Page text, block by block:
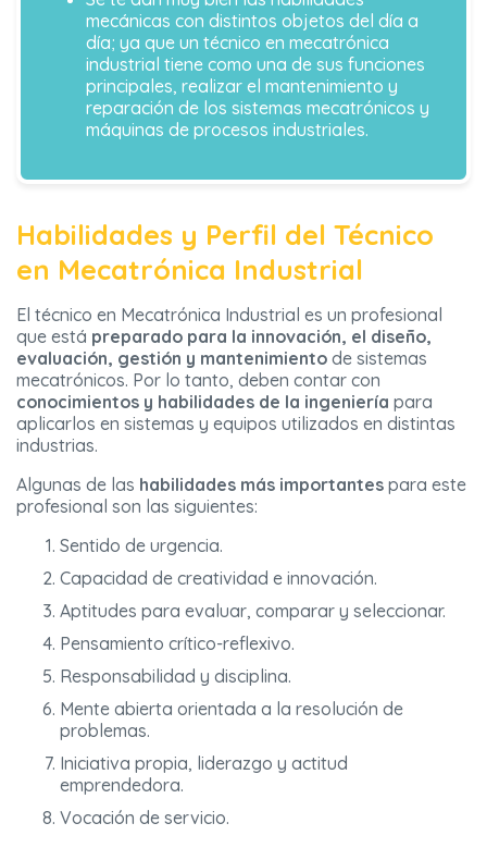
mecánicas con distintos objetos del día a
día; ya que un técnico en mecatrónica
industrial tiene como una de sus funciones
principales, realizar el mantenimiento y
reparación de los sistemas mecatrónicos y
máquinas de procesos industriales.
Habilidades y Perfil del Técnico
en Mecatrónica Industrial
El técnico en Mecatrónica Industrial es un profesional
que está preparado para la innovación, el diseño,
evaluación, gestión y mantenimiento de sistemas
mecatrónicos. Por lo tanto, deben contar con
conocimientos y habilidades de la ingeniería para
aplicarlos en sistemas y equipos utilizados en distintas
industrias.
Algunas de las habilidades más importantes para este
profesional son las siguientes:
Sentido de urgencia.
Capacidad de creatividad e innovación.
Aptitudes para evaluar, comparar y seleccionar.
Pensamiento crítico-reflexivo.
Responsabilidad y disciplina.
Mente abierta orientada a la resolución de
problemas.
Iniciativa propia, liderazgo y actitud
emprendedora.
Vocación de servicio.